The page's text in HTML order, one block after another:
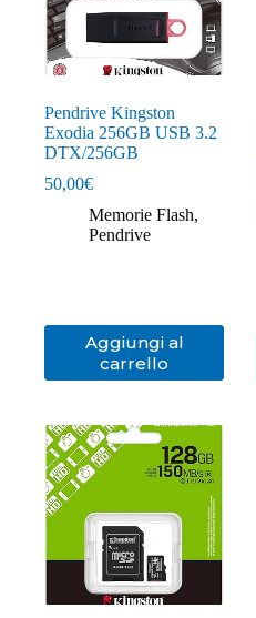
Pendrive Kingston
Exodia 256GB USB 3.2
DTX/256GB
50,00€
Memorie Flash,
Pendrive
Aggiungi al
carrello